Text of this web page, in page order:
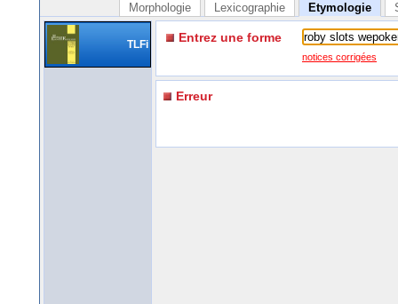
Morphologie Lexicographie Etymologie
TLFi Entrez une forme
notices corrigées
Erreur